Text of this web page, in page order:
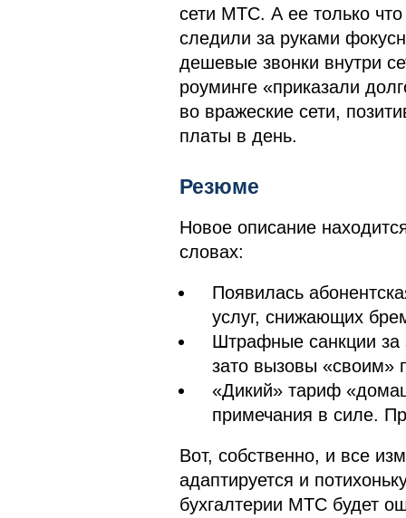
сети МТС. А ее только
следили за руками
дешевые звонки внутри
роуминге «приказали
во вражеские сети,
платы в день.
Резюме
Новое описание
словах:
Появилась
услуг, снижающих
Штрафные санкции за
зато вызовы «своим»
«Дикий» тариф
примечания в силе.
Вот, собственно, и все
адаптируется и
бухгалтерии МТС будет